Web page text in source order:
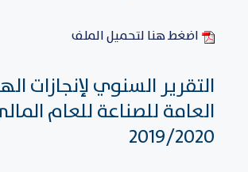
اضغط هنا لتحميل الملف
التقرير السنوي لإنجازات
العامة للصناعة للعام
2019/2020